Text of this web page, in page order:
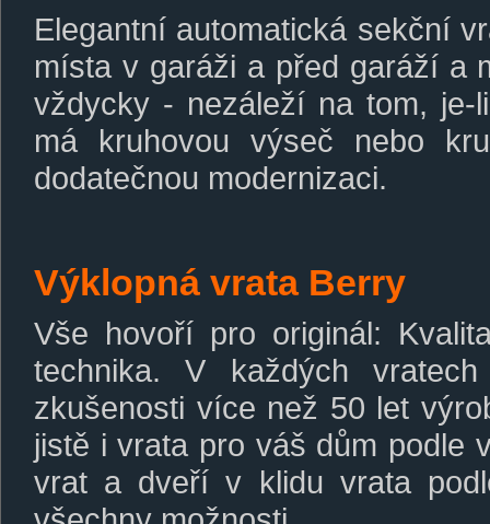
Elegantní automatická sekční
místa v garáži a před garáží a
vždycky - nezáleží na tom, je-
má kruhovou výseč nebo
dodatečnou modernizaci.
Výklopná vrata Berry
Vše hovoří pro originál:
technika. V každých
zkušenosti více než 50 let
jistě i vrata pro váš dům podle
vrat a dveří v klidu vrata